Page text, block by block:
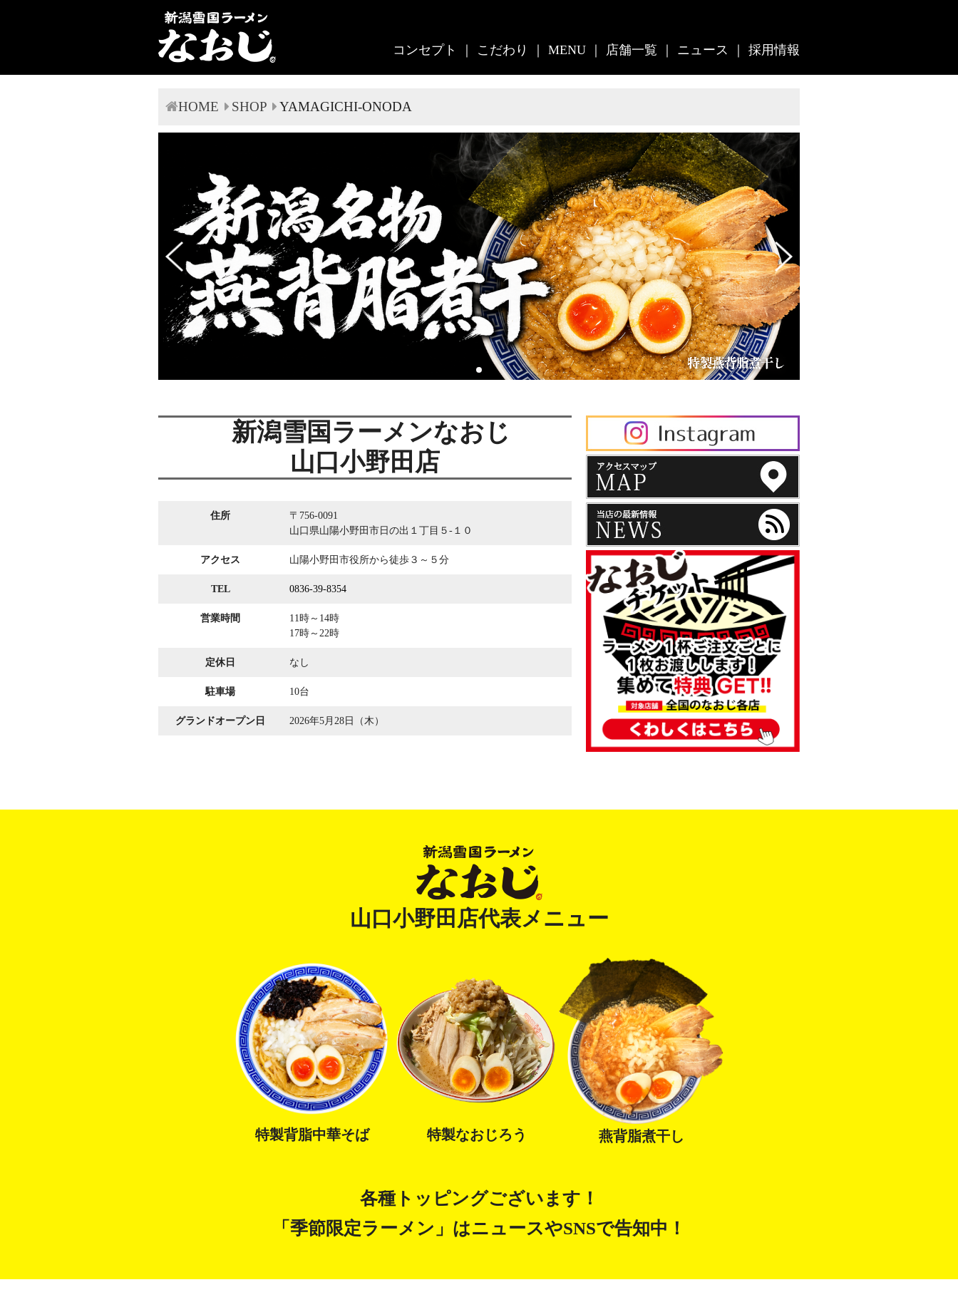
コンセプト こだわり MENU 店舗一覧 ニュース 採用情報
HOME SHOP YAMAGICHI-ONODA
新潟雪国ラーメンなおじ
山口小野田店
住所
〒756-0091
山口県山陽小野田市日の出１丁目５-１０
アクセス 山陽小野田市役所から徒歩３～５分
TEL 0836-39-8354
営業時間
11時～14時
17時～22時
定休日 なし
駐車場 10台
グランドオープン日 2026年5月28日（木）
山口小野田店代表メニュー
特製背脂中華そば 特製なおじろう 燕背脂煮干し
各種トッピングございます！
「季節限定ラーメン」はニュースやSNSで告知中！